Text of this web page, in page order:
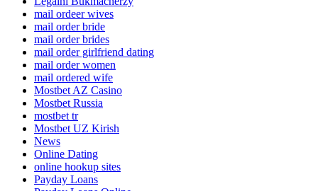
mail ordeer wives
mail order bride
mail order brides
mail order girlfriend dating
mail order women
mail ordered wife
Mostbet AZ Casino
Mostbet Russia
mostbet tr
Mostbet UZ Kirish
News
Online Dating
online hookup sites
Payday Loans